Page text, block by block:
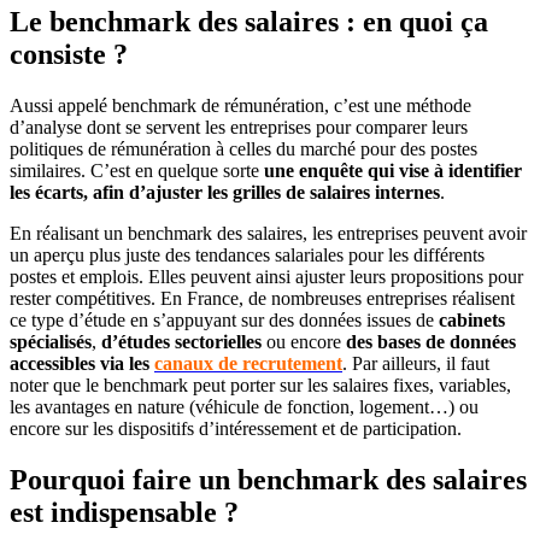
Le benchmark des salaires : en quoi ça
consiste ?
Aussi appelé benchmark de rémunération, c’est une méthode
d’analyse dont se servent les entreprises pour comparer leurs
politiques de rémunération à celles du marché pour des postes
similaires. C’est en quelque sorte une enquête qui vise à identifier
les écarts, afin d’ajuster les grilles de salaires internes.
En réalisant un benchmark des salaires, les entreprises peuvent avoir
un aperçu plus juste des tendances salariales pour les différents
postes et emplois. Elles peuvent ainsi ajuster leurs propositions pour
rester compétitives. En France, de nombreuses entreprises réalisent
ce type d’étude en s’appuyant sur des données issues de cabinets
spécialisés, d’études sectorielles ou encore des bases de données
accessibles via les canaux de recrutement. Par ailleurs, il faut
noter que le benchmark peut porter sur les salaires fixes, variables,
les avantages en nature (véhicule de fonction, logement…) ou
encore sur les dispositifs d’intéressement et de participation.
Pourquoi faire un benchmark des salaires
est indispensable ?